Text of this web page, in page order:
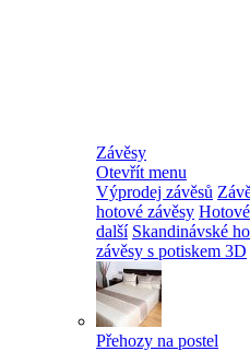
Závěsy
Otevřít menu
Výprodej závěsů
hotové závěsy
další Skandinávské
závěsy s potiskem 3D
Přehozy na postel